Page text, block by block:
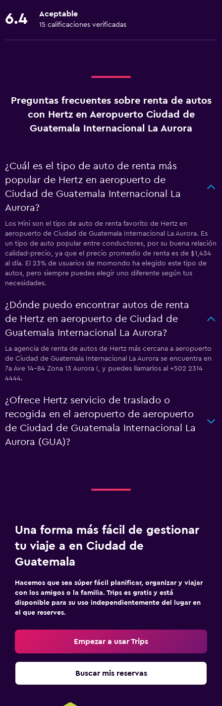
6.4 Aceptable
15 calificaciones verificadas
Preguntas frecuentes sobre renta de autos
con Hertz en Aeropuerto Ciudad de
Guatemala Internacional La Aurora
¿Cuál es el tipo de auto de renta más
popular de Hertz en aeropuerto de
Ciudad de Guatemala Internacional La
Aurora?
Los Mini son el tipo de auto de renta favorito de Hertz en
aeropuerto de Ciudad de Guatemala Internacional La Aurora. Es
un tipo de auto popular entre conductores, por su buena relación
calidad-precio, ya que el precio promedio de renta es de $1,434
al día. El 23% de usuarios de momondo ha elegido este tipo de
autos, pero siempre puedes elegir uno diferente según tus
necesidades.
¿Dónde puedo encontrar autos de renta
de Hertz en aeropuerto de Ciudad de
Guatemala Internacional La Aurora?
La agencia de renta de autos de Hertz más cercana a aeropuerto
de Ciudad de Guatemala Internacional La Aurora se encuentra en
7a Ave 14-84 Zona 13 Aurora I, y puedes llamarlos al +502 2314
4444.
¿Ofrece Hertz servicio de traslado o
recogida en el aeropuerto de aeropuerto
de Ciudad de Guatemala Internacional La
Aurora (GUA)?
Una forma más fácil de gestionar
tu viaje a en Ciudad de
Guatemala
Hacemos que sea súper fácil planificar, organizar y viajar
con los amigos o la familia. Trips es gratis y está
disponible para su uso independientemente del lugar en
el que reserves.
Empezar a usar Trips
Buscar mis reservas